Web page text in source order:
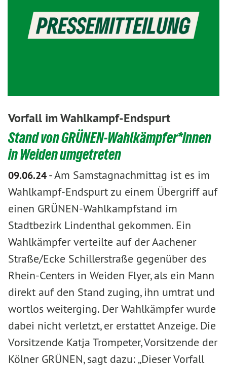
Vorfall im Wahlkampf-Endspurt
Stand von GRÜNEN-Wahlkämpfer*innen
in Weiden umgetreten
09.06.24-Am Samstagnachmittag ist es im
Wahlkampf-Endspurt zu einem Übergriff auf
einen GRÜNEN-Wahlkampfstand im
Stadtbezirk Lindenthal gekommen. Ein
Wahlkämpfer verteilte auf der Aachener
Straße/Ecke Schillerstraße gegenüber des
Rhein-Centers in Weiden Flyer, als ein Mann
direkt auf den Stand zuging, ihn umtrat und
wortlos weiterging. Der Wahlkämpfer wurde
dabei nicht verletzt, er erstattet Anzeige. Die
Vorsitzende Katja Trompeter, Vorsitzende der
Kölner GRÜNEN, sagt dazu: „Dieser Vorfall